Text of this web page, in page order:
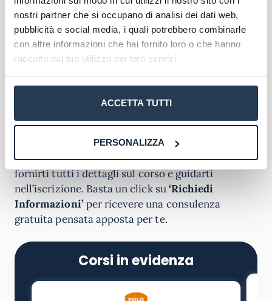
nostri partner che si occupano di analisi dei dati web,
pubblicità e social media, i quali potrebbero combinarle
con altre informazioni che hai fornito loro o che hanno
raccolto dal tuo utilizzo dei loro servizi.
ACCETTA TUTTI
PERSONALIZZA
presso qualsiasi Ateneo italiano o estero.
Anche chi ha un altro tipo di laurea può iscriversi,
previo conseguimento di
almeno 80 crediti in
per ciascuno dei seguenti settori scientifico
disciplinari M-PSI/01, M-PSI/02. Ricordiamo che
qualsiasi periodo dell’anno.
I nostri orientatori sono a tua disposizione per
fornirti tutti i dettagli sul corso e guidarti
nell’iscrizione. Basta un click su‘Richiedi
Informazioni’per ricevere una consulenza
gratuita pensata apposta per te.
Corsi in evidenza